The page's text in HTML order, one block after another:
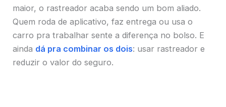
maior, o rastreador acaba sendo um bom aliado.
Quem roda de aplicativo, faz entrega ou usa o
carro pra trabalhar sente a diferença no bolso. E
ainda dá pra combinar os dois: usar rastreador e
reduzir o valor do seguro.